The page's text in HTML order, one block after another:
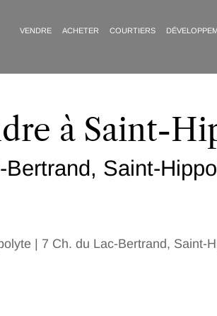
VENDRE ACHETER COURTIERS
à Saint-
Saint-